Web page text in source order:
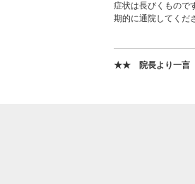
症状は長びくもので
期的に通院してくだ
★★ 院長より一